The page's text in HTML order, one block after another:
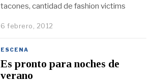
tacones, cantidad de fashion victims
6 febrero, 2012
ESCENA
Es pronto para noches de
verano